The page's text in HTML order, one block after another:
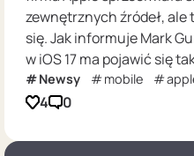
zewnętrznych źródeł,
się. Jak informuje Mark
w iOS 17 ma pojawić się
Newsy mobile
4 0